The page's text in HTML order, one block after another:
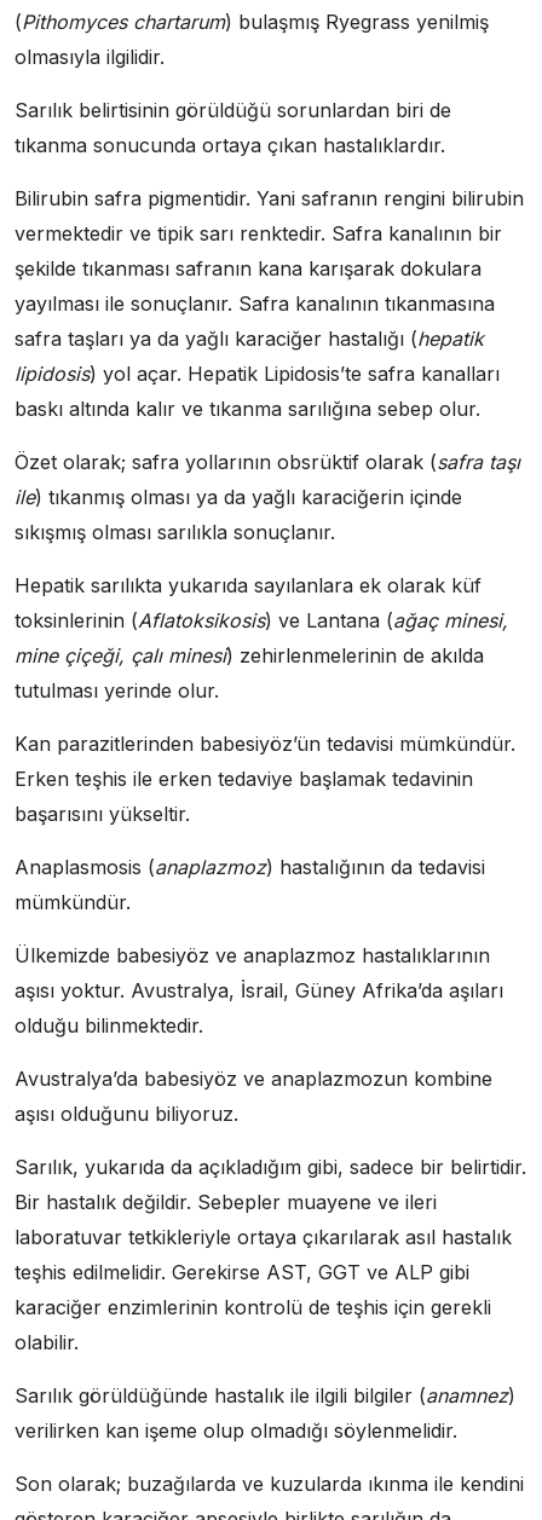
(Pithomyces chartarum) bulaşmış Ryegrass yenilmiş
olmasıyla ilgilidir.
Sarılık belirtisinin görüldüğü sorunlardan biri de
tıkanma sonucunda ortaya çıkan hastalıklardır.
Bilirubin safra pigmentidir. Yani safranın rengini bilirubin
vermektedir ve tipik sarı renktedir. Safra kanalının bir
şekilde tıkanması safranın kana karışarak dokulara
yayılması ile sonuçlanır. Safra kanalının tıkanmasına
safra taşları ya da yağlı karaciğer hastalığı (hepatik
lipidosis) yol açar. Hepatik Lipidosis’te safra kanalları
baskı altında kalır ve tıkanma sarılığına sebep olur.
Özet olarak; safra yollarının obsrüktif olarak (safra taşı
ile) tıkanmış olması ya da yağlı karaciğerin içinde
sıkışmış olması sarılıkla sonuçlanır.
Hepatik sarılıkta yukarıda sayılanlara ek olarak küf
toksinlerinin (Aflatoksikosis) ve Lantana (ağaç minesi,
mine çiçeği, çalı minesi) zehirlenmelerinin de akılda
tutulması yerinde olur.
Kan parazitlerinden babesiyöz’ün tedavisi mümkündür.
Erken teşhis ile erken tedaviye başlamak tedavinin
başarısını yükseltir.
Anaplasmosis (anaplazmoz) hastalığının da tedavisi
mümkündür.
Ülkemizde babesiyöz ve anaplazmoz hastalıklarının
aşısı yoktur. Avustralya, İsrail, Güney Afrika’da aşıları
olduğu bilinmektedir.
Avustralya’da babesiyöz ve anaplazmozun kombine
aşısı olduğunu biliyoruz.
Sarılık, yukarıda da açıkladığım gibi, sadece bir belirtidir.
Bir hastalık değildir. Sebepler muayene ve ileri
laboratuvar tetkikleriyle ortaya çıkarılarak asıl hastalık
teşhis edilmelidir. Gerekirse AST, GGT ve ALP gibi
karaciğer enzimlerinin kontrolü de teşhis için gerekli
olabilir.
Sarılık görüldüğünde hastalık ile ilgili bilgiler (anamnez)
verilirken kan işeme olup olmadığı söylenmelidir.
Son olarak; buzağılarda ve kuzularda ıkınma ile kendini